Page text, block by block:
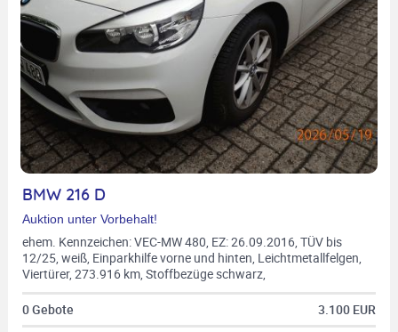
BMW 216 D
Auktion unter Vorbehalt!
ehem. Kennzeichen: VEC-MW 480, EZ: 26.09.2016, TÜV bis
12/25, weiß, Einparkhilfe vorne und hinten, Leichtmetallfelgen,
Viertürer, 273.916 km, Stoffbezüge schwarz,
Multifunktionslederlenkrad, Fahrgestellnr.:
WBA2B31040V813765, 6-Gang-Schaltgetriebe, 85 KW, 1.496
ccm, Diesel, Euro 6, 0005/BXS
0 Gebote
3.100 EUR